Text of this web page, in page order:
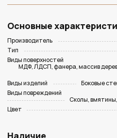
Основные
Производитель
Тип
Виды поверхностей
МДФ, ЛДСП, фанера, массив
Виды изделий
Боковые
Виды повреждений
Сколы,
Цвет
Наличие